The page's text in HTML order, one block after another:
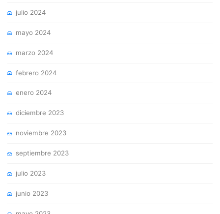
julio 2024
mayo 2024
marzo 2024
febrero 2024
enero 2024
diciembre 2023
noviembre 2023
septiembre 2023
julio 2023
junio 2023